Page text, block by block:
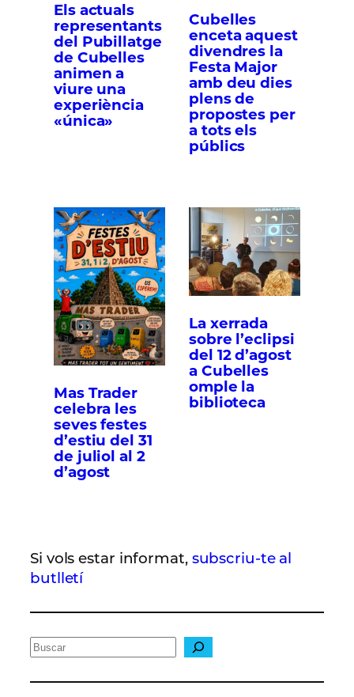
Els actuals
representants
del Pubillatge
de Cubelles
animen a
viure una
experiència
«única»
Cubelles
enceta aquest
divendres la
Festa Major
amb deu dies
plens de
propostes per
a tots els
públics
Mas Trader
celebra les
seves festes
d’estiu del 31
de juliol al 2
d’agost
La xerrada
sobre l’eclipsi
del 12 d’agost
a Cubelles
omple la
biblioteca
Si vols estar informat, subscriu-te al
butlletí
C
r